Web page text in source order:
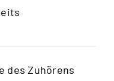
des Zuhörens